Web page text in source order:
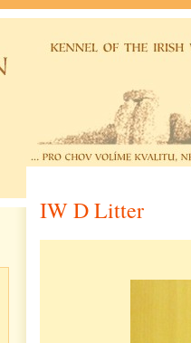
IW D Litter